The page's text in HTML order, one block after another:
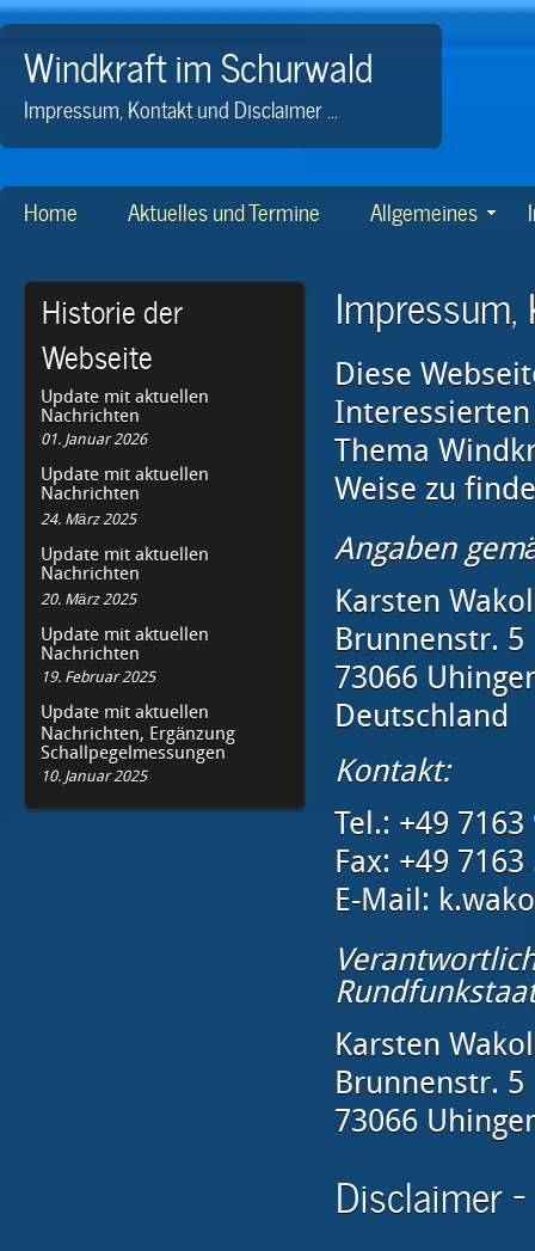
Windkraft im Schurwald
Impressum, Kontakt und Disclaimer ...
Home Aktuelles und Termine Allgemeines
Historie der
Webseite
Update mit aktuellen
Nachrichten
01. Januar 2026
Update mit aktuellen
Nachrichten
24. März 2025
Update mit aktuellen
Nachrichten
20. März 2025
Update mit aktuellen
Nachrichten
19. Februar 2025
Update mit aktuellen
Nachrichten, Ergänzung
Schallpegelmessungen
10. Januar 2025
Impressum,
Diese
Thema
Weise zu
Angaben
Karsten
Brunnenstr. 5
73066
Deutschland
Kontakt:
Tel.: +49
Fax: +49 7163
E-Mail:
Karsten
Brunnenstr. 5
73066
Disclaimer